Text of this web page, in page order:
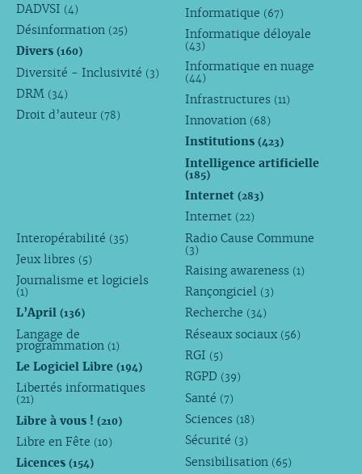
DADVSI (4)
Désinformation (25)
Divers (160)
Diversité - Inclusivité (3)
DRM (34)
Droit d’auteur (78)
Informatique (67)
Informatique déloyale
(43)
Informatique en nuage
(44)
Infrastructures (11)
Innovation (68)
Institutions(423)
Intelligence artificielle
(185)
Internet(283)
Internet (22)
Interopérabilité (35)
Jeux libres (5)
Journalisme et logiciels
(1)
L’April (136)
Langage de
programmation (1)
Le Logiciel Libre (194)
Libertés informatiques
(21)
Libre à vous ! (210)
Libre en Fête (10)
Licences (154)
Radio Cause Commune
(3)
Raising awareness (1)
Rançongiciel (3)
Recherche (34)
Réseaux sociaux (56)
RGI (5)
RGPD (39)
Santé (7)
Sciences (18)
Sécurité (3)
Sensibilisation (65)